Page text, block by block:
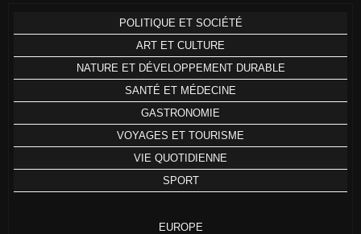
POLITIQUE ET SOCIÉTÉ
ART ET CULTURE
NATURE ET DÉVELOPPEMENT DURABLE
SANTÉ ET MÉDECINE
GASTRONOMIE
VOYAGES ET TOURISME
VIE QUOTIDIENNE
SPORT
EUROPE